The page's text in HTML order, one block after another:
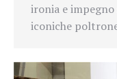
ironia e impegno
iconiche